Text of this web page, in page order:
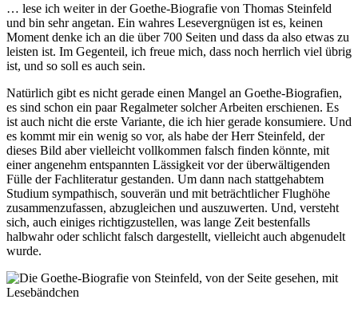
… lese ich weiter in der Goethe-Biografie von Thomas Steinfeld
und bin sehr angetan. Ein wahres Lesevergnügen ist es, keinen
Moment denke ich an die über 700 Seiten und dass da also etwas zu
leisten ist. Im Gegenteil, ich freue mich, dass noch herrlich viel übrig
ist, und so soll es auch sein.
Natürlich gibt es nicht gerade einen Mangel an Goethe-Biografien,
es sind schon ein paar Regalmeter solcher Arbeiten erschienen. Es
ist auch nicht die erste Variante, die ich hier gerade konsumiere. Und
es kommt mir ein wenig so vor, als habe der Herr Steinfeld, der
dieses Bild aber vielleicht vollkommen falsch finden könnte, mit
einer angenehm entspannten Lässigkeit vor der überwältigenden
Fülle der Fachliteratur gestanden. Um dann nach stattgehabtem
Studium sympathisch, souverän und mit beträchtlicher Flughöhe
zusammenzufassen, abzugleichen und auszuwerten. Und, versteht
sich, auch einiges richtigzustellen, was lange Zeit bestenfalls
halbwahr oder schlicht falsch dargestellt, vielleicht auch abgenudelt
wurde.